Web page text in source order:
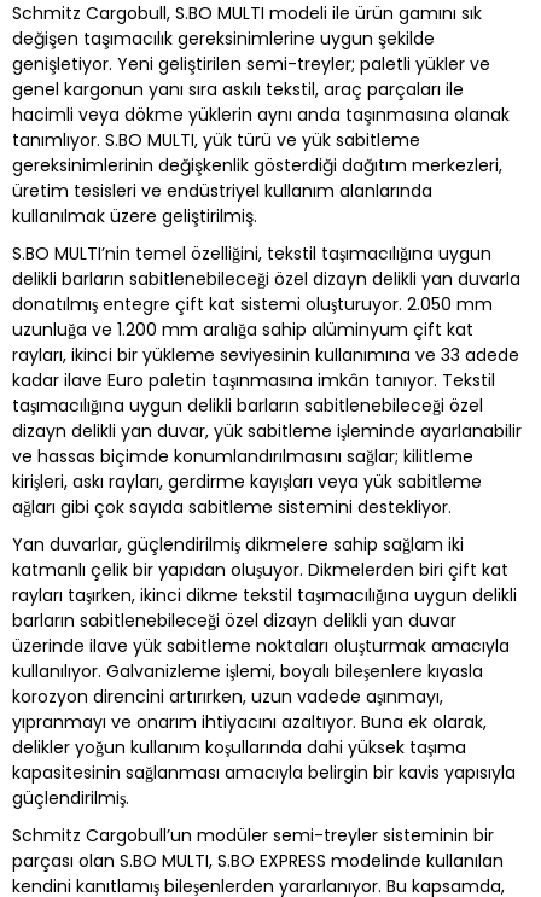
Schmitz Cargobull, S.BO MULTI modeli ile ürün gamını sık
değişen taşımacılık gereksinimlerine uygun şekilde
genişletiyor. Yeni geliştirilen semi-treyler; paletli yükler ve
genel kargonun yanı sıra askılı tekstil, araç parçaları ile
hacimli veya dökme yüklerin aynı anda taşınmasına olanak
tanımlıyor. S.BO MULTI, yük türü ve yük sabitleme
gereksinimlerinin değişkenlik gösterdiği dağıtım merkezleri,
üretim tesisleri ve endüstriyel kullanım alanlarında
kullanılmak üzere geliştirilmiş.
S.BO MULTI’nin temel özelliğini, tekstil taşımacılığına uygun
delikli barların sabitlenebileceği özel dizayn delikli yan duvarla
donatılmış entegre çift kat sistemi oluşturuyor. 2.050 mm
uzunluğa ve 1.200 mm aralığa sahip alüminyum çift kat
rayları, ikinci bir yükleme seviyesinin kullanımına ve 33 adede
kadar ilave Euro paletin taşınmasına imkân tanıyor. Tekstil
taşımacılığına uygun delikli barların sabitlenebileceği özel
dizayn delikli yan duvar, yük sabitleme işleminde ayarlanabilir
ve hassas biçimde konumlandırılmasını sağlar; kilitleme
kirişleri, askı rayları, gerdirme kayışları veya yük sabitleme
ağları gibi çok sayıda sabitleme sistemini destekliyor.
Yan duvarlar, güçlendirilmiş dikmelere sahip sağlam iki
katmanlı çelik bir yapıdan oluşuyor. Dikmelerden biri çift kat
rayları taşırken, ikinci dikme tekstil taşımacılığına uygun delikli
barların sabitlenebileceği özel dizayn delikli yan duvar
üzerinde ilave yük sabitleme noktaları oluşturmak amacıyla
kullanılıyor. Galvanizleme işlemi, boyalı bileşenlere kıyasla
korozyon direncini artırırken, uzun vadede aşınmayı,
yıpranmayı ve onarım ihtiyacını azaltıyor. Buna ek olarak,
delikler yoğun kullanım koşullarında dahi yüksek taşıma
kapasitesinin sağlanması amacıyla belirgin bir kavis yapısıyla
güçlendirilmiş.
Schmitz Cargobull’un modüler semi-treyler sisteminin bir
parçası olan S.BO MULTI, S.BO EXPRESS modelinde kullanılan
kendini kanıtlamış bileşenlerden yararlanıyor. Bu kapsamda,